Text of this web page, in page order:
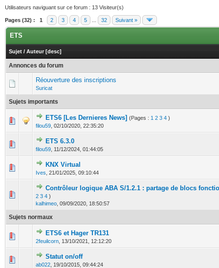
Utilisateurs naviguant sur ce forum : 13 Visiteur(s)
Pages (32) : 1 2 3 4 5 32 Suivant »
ETS
Sujet / Auteur [desc]
Annonces du forum
Réouverture des inscriptions
Suricat
Sujets importants
ETS6 [Les Dernieres News] (Pages : 1 2 3 4 )
filou59 02/10/2020, 22:35:20
1 Votes - 5 sur 5 en moyenne
12345
ETS 6.3.0
filou59 11/12/2024, 01:44:05
0 Votes - 0 sur 5 en moyenne
KNX Virtual
Ives 21/01/2025, 09:10:44
0 Votes - 0 sur 5 en moyenne
Contrôleur logique ABA S/1.2.1 : partage de blocs
2 3 4 )
kalhimeo 09/09/2020, 18:50:57
Sujets normaux
ETS6 et Hager TR131
2feuilcorn 13/10/2021, 12:12:20
0 Votes - 0 sur 5 en moyenne
1234
Statut on/off
ab022 19/10/2015, 09:44:24
0 Votes - 0 sur 5 en moyenne